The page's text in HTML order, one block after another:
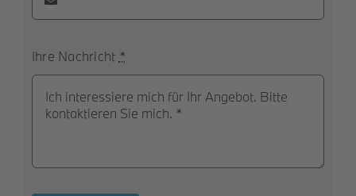
Ihre Nachricht *